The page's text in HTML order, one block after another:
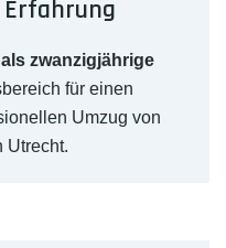
zwanzigjährige
für einen
Umzug von
Utrecht.